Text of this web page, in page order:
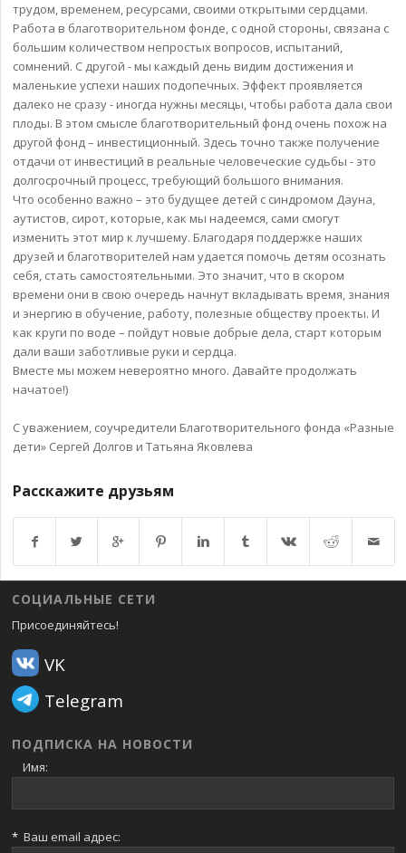
трудом, временем, ресурсами, своими открытыми сердцами.
Работа в благотворительном фонде, с одной стороны, связана с
большим количеством непростых вопросов, испытаний,
сомнений. С другой - мы каждый день видим достижения и
маленькие успехи наших подопечных. Эффект проявляется
далеко не сразу - иногда нужны месяцы, чтобы работа дала свои
плоды. В этом смысле благотворительный фонд очень похож на
другой фонд – инвестиционный. Здесь точно также получение
отдачи от инвестиций в реальные человеческие судьбы - это
долгосрочный процесс, требующий большого внимания.
Что особенно важно – это будущее детей с синдромом Дауна,
аутистов, сирот, которые, как мы надеемся, сами смогут
изменить этот мир к лучшему. Благодаря поддержке наших
друзей и благотворителей нам удается помочь детям осознать
себя, стать самостоятельными. Это значит, что в скором
времени они в свою очередь начнут вкладывать время, знания
и энергию в обучение, работу, полезные обществу проекты. И
как круги по воде – пойдут новые добрые дела, старт которым
дали ваши заботливые руки и сердца.
Вместе мы можем невероятно много. Давайте продолжать
начатое!)
С уважением, соучредители Благотворительного фонда «Разные
дети» Сергей Долгов и Татьяна Яковлева
Расскажите друзьям
Возврат к списку
СОЦИАЛЬНЫЕ СЕТИ
Присоединяйтесь!
VK
Telegram
ПОДПИСКА НА НОВОСТИ
Имя:
* Ваш email адрес: